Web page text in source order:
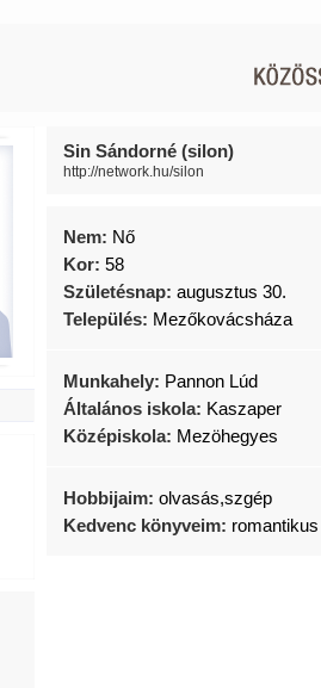
Sin Sándorné (silon)
http://network.hu/silon
Nem: Nő
Kor: 58
Születésnap: augusztus 30.
Település: Mezőkovácsháza
Munkahely: Pannon Lúd
Általános iskola: Kaszaper
Középiskola: Mezöhegyes
Hobbijaim: olvasás,szgép
Kedvenc könyveim: romantikus